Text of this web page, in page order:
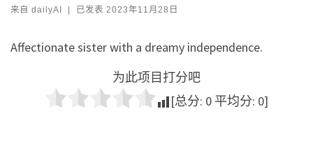
来自 dailyAI | 已发表 2023年11月28日
Affectionate sister with a dreamy independence.
为此项目打分吧
[总分: 0 平均分: 0]